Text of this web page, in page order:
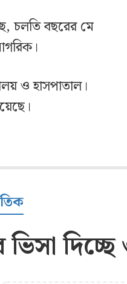
চলতি বছরের মে
ও হাসপাতাল।